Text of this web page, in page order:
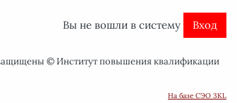
Вы не вошли в систему Вход
©Институт повышения квалификации
На базе СЭО 3KL